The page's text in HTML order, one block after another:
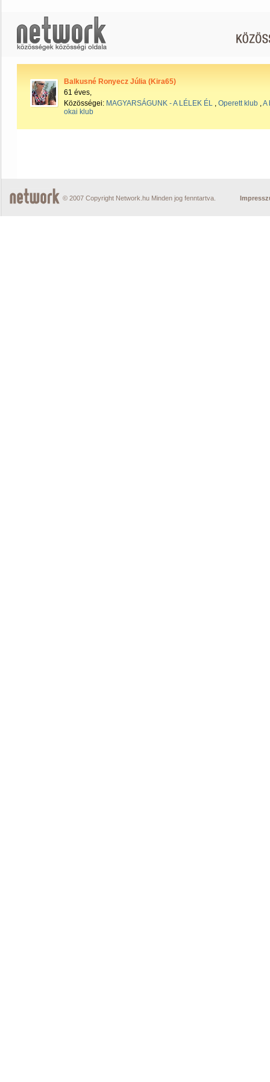
Balkusné Ronyecz Júlia (Kira65)
61 éves,
Közösségei: MAGYARSÁGUNK - A LÉLEK ÉL , Operett klub ,A
okai klub
© 2007 Copyright Network.hu Minden jog fenntartva.